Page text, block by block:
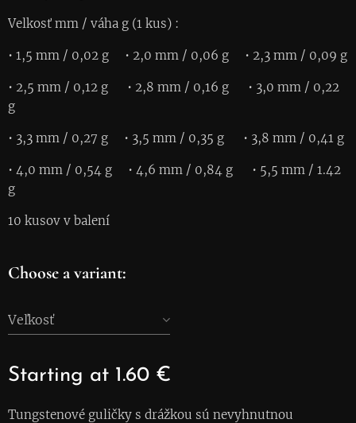
Velkosť mm / váha g (1 kus) :
• 1,5 mm / 0,02 g • 2,0 mm / 0,06 g • 2,3 mm / 0,09 g
• 2,5 mm / 0,12 g • 2,8 mm / 0,16 g • 3,0 mm / 0,22
g
• 3,3 mm / 0,27 g • 3,5 mm / 0,35 g • 3,8 mm / 0,41 g
• 4,0 mm / 0,54 g • 4,6 mm / 0,84 g • 5,5 mm / 1.42
g
10 kusov v balení
Choose a variant:
Veľkosť
Starting at 1.60 €
Tungstenové guličky s drážkou sú nevyhnutnou